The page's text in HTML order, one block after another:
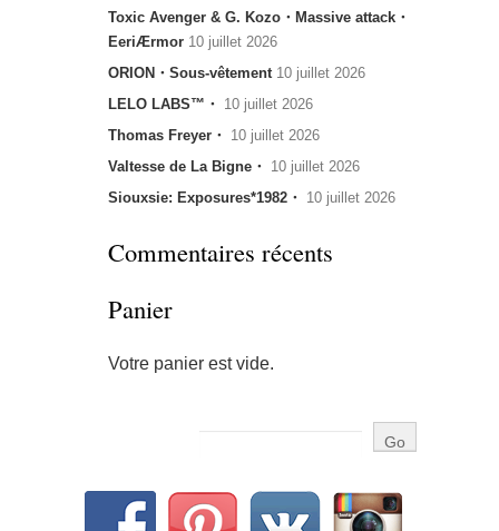
Toxic Avenger & G. Kozo・Massive attack・
EeriÆrmor 10 juillet 2026
ORION・Sous-vêtement 10 juillet 2026
LELO LABS™・ 10 juillet 2026
Thomas Freyer・ 10 juillet 2026
Valtesse de La Bigne・ 10 juillet 2026
Siouxsie: Exposures*1982・ 10 juillet 2026
Commentaires récents
Panier
Votre panier est vide.